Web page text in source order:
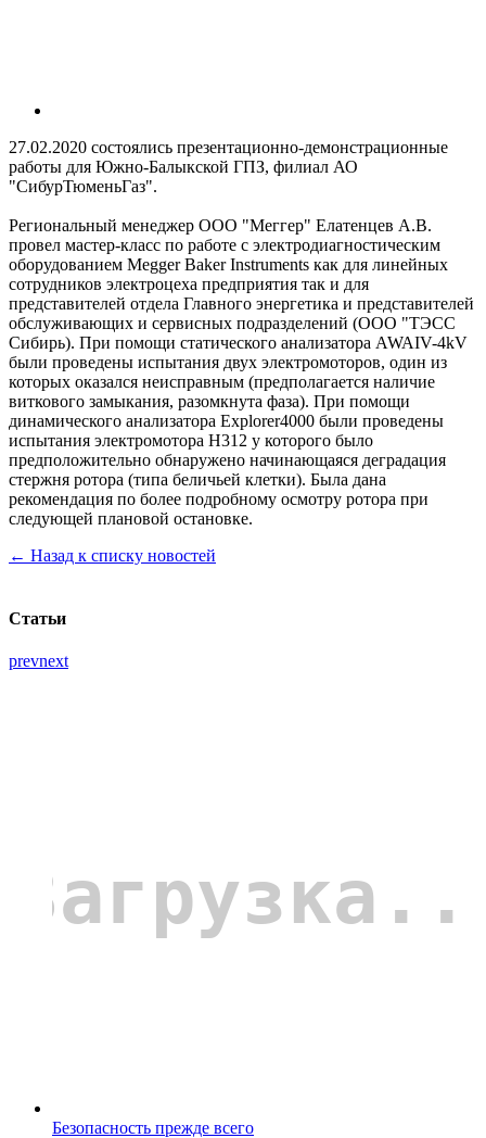
27.02.2020 состоялись презентационно-демонстрационные
работы для Южно-Балыкской ГПЗ, филиал АО
"СибурТюменьГаз".
Региональный менеджер ООО "Меггер" Елатенцев А.В.
провел мастер-класс по работе с электродиагностическим
оборудованием Megger Baker Instruments как для линейных
сотрудников электроцеха предприятия так и для
представителей отдела Главного энергетика и представителей
обслуживающих и сервисных подразделений (ООО "ТЭСС
Сибирь). При помощи статического анализатора AWAIV-4kV
были проведены испытания двух электромоторов, один из
которых оказался неисправным (предполагается наличие
виткового замыкания, разомкнута фаза). При помощи
динамического анализатора Explorer4000 были проведены
испытания электромотора Н312 у которого было
предположительно обнаружено начинающаяся деградация
стержня ротора (типа беличьей клетки). Была дана
рекомендация по более подробному осмотру ротора при
следующей плановой остановке.
← Назад к списку новостей
Статьи
prevnext
Безопасность прежде всего